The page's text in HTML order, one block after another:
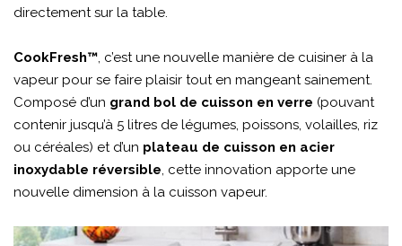
directement sur la table.
CookFresh™, c’est une nouvelle manière de cuisiner à la
vapeur pour se faire plaisir tout en mangeant sainement.
Composé d’un grand bol de cuisson en verre (pouvant
contenir jusqu’à 5 litres de légumes, poissons, volailles, riz
ou céréales) et d’un plateau de cuisson en acier
inoxydable réversible, cette innovation apporte une
nouvelle dimension à la cuisson vapeur.